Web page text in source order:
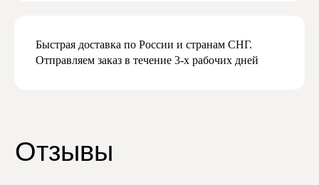
Быстрая доставка по России и странам СНГ.
Отправляем заказ в течение 3-х рабочих дней